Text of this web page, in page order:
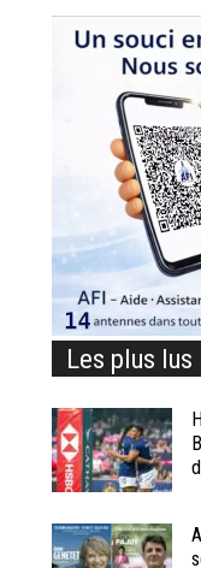
Les plus lus